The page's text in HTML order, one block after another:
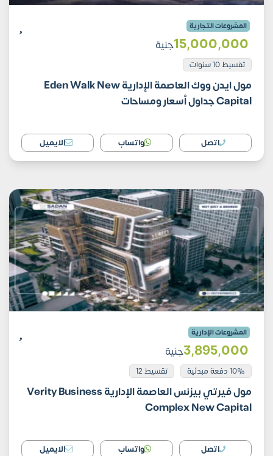
المشروعات التجارية
15٬000٬000جنية
تقسيط 10 سنوات
مول ايدن ووك العاصمة الإدارية Eden Walk New
Capital جداول أسعار ومساحات
اتصل واتساب الايميل
المشروعات الإدارية
3٬895٬000جنية
10% دفعة مبدئية تقسيط 12
مول فيرتي بيزنس العاصمة الإدارية Verity Business
Complex New Capital
اتصل واتساب الايميل